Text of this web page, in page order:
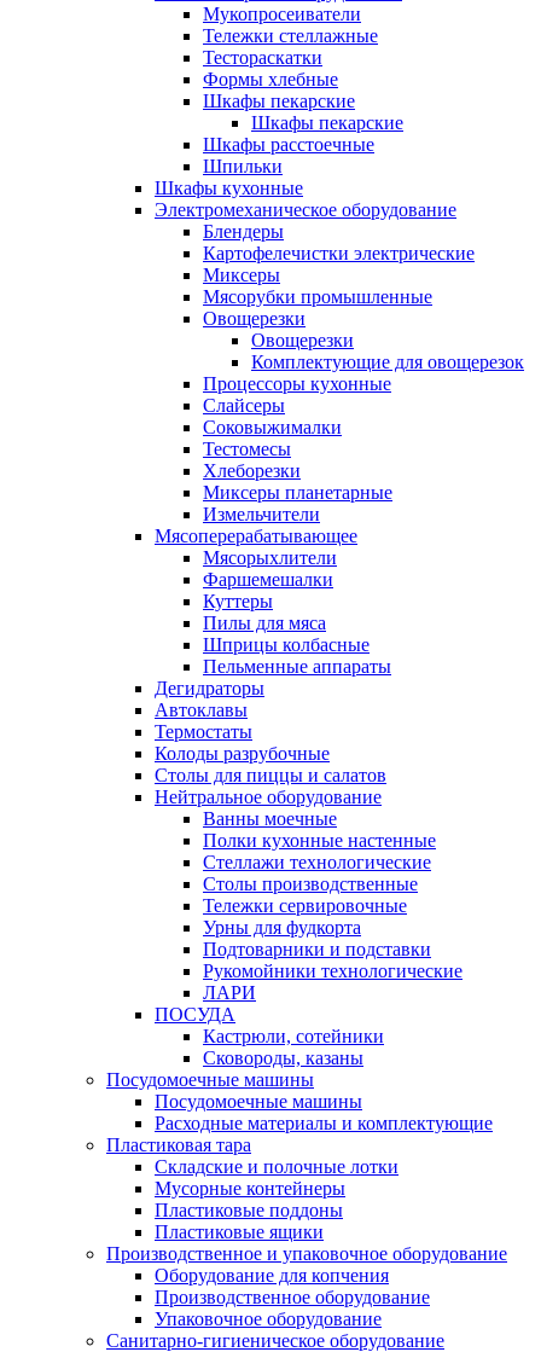
Мукопросеиватели
Тележки стеллажные
Тестораскатки
Формы хлебные
Шкафы пекарские
Шкафы пекарские
Шкафы расстоечные
Шпильки
Шкафы кухонные
Электромеханическое оборудование
Блендеры
Картофелечистки электрические
Миксеры
Мясорубки промышленные
Овощерезки
Овощерезки
Комплектующие для овощерезок
Процессоры кухонные
Слайсеры
Соковыжималки
Тестомесы
Хлеборезки
Миксеры планетарные
Измельчители
Мясоперерабатывающее
Мясорыхлители
Фаршемешалки
Куттеры
Пилы для мяса
Шприцы колбасные
Пельменные аппараты
Дегидраторы
Автоклавы
Термостаты
Колоды разрубочные
Столы для пиццы и салатов
Нейтральное оборудование
Ванны моечные
Полки кухонные настенные
Стеллажи технологические
Столы производственные
Тележки сервировочные
Урны для фудкорта
Подтоварники и подставки
Рукомойники технологические
ЛАРИ
ПОСУДА
Кастрюли, сотейники
Сковороды, казаны
Посудомоечные машины
Посудомоечные машины
Расходные материалы и комплектующие
Пластиковая тара
Складские и полочные лотки
Мусорные контейнеры
Пластиковые поддоны
Пластиковые ящики
Производственное и упаковочное оборудование
Оборудование для копчения
Производственное оборудование
Упаковочное оборудование
Санитарно-гигиеническое оборудование